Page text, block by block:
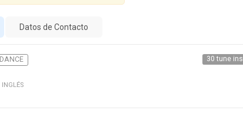
Datos de Contacto
DANCE 30 tune ins
INGLÉS